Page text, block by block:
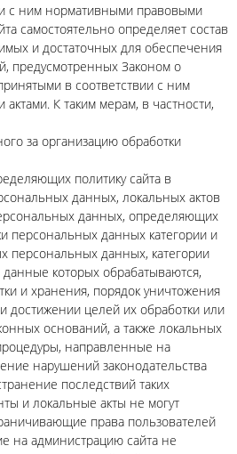
с ним нормативными правовыми
самостоятельно определяет состав
и достаточных для обеспечения
предусмотренных Законом о
в соответствии с ним
К таким мерам, в частности,
за организацию обработки
политику сайта в
данных, локальных актов
данных, определяющих
персональных данных категории и
персональных данных, категории
которых обрабатываются,
и хранения, порядок уничтожения
достижении целей их обработки или
оснований, а также локальных
направленные на
нарушений законодательства
последствий таких
и локальные акты не могут
права пользователей
на администрацию сайта не